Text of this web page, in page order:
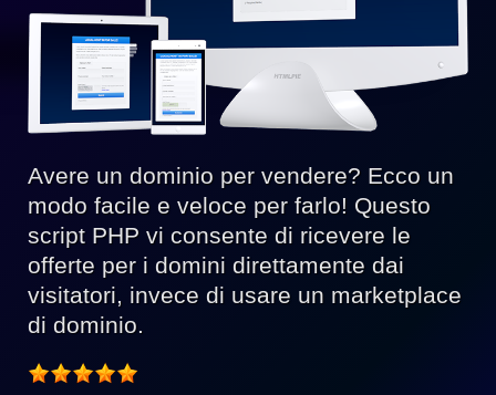
Avere un dominio per vendere? Ecco un
modo facile e veloce per farlo! Questo
script PHP vi consente di ricevere le
offerte per i domini direttamente dai
visitatori, invece di usare un marketplace
di dominio.